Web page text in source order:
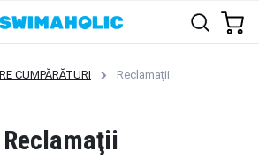
CUMPĂRĂTURI Reclamaţii
Reclamaţii